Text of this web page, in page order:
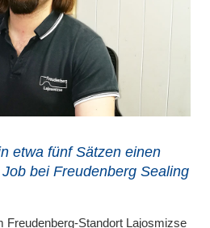
etwa fünf Sätzen einen
bei Freudenberg Sealing
Freudenberg-Standort Lajosmizse